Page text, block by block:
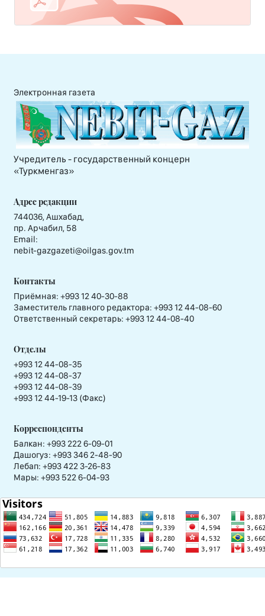
Электронная газета
Учредитель - государственный концерн
«Туркменгаз»
Адрес редакции
744036, Ашхабад,
пр. Арчабил, 58
Email:
nebit-gazgazeti@oilgas.gov.tm
Контакты
Приёмная: +993 12 40-30-88
Заместитель главного редактора: +993 12 44-08-60
Ответственный секретарь: +993 12 44-08-40
Отделы
+993 12 44-08-35
+993 12 44-08-37
+993 12 44-08-39
+993 12 44-19-13 (Факс)
Корреспонденты
Балкан: +993 222 6-09-01
Дашогуз: +993 346 2-48-90
Лебап: +993 422 3-26-83
Мары: +993 522 6-04-93